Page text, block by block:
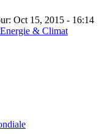
Oct 15, 2015 - 16:14
Energie & Climat